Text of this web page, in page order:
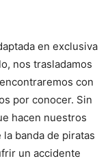
en exclusiva
nos trasladamos
con
por conocer. Sin
hacen nuestros
banda de piratas
un accidente